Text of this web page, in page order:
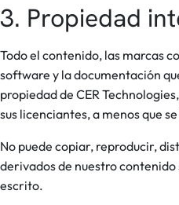
3. Propiedad
Todo el contenido, las marcas
software y la documentación
propiedad de CER
sus licenciantes, a menos que
No puede copiar, reproducir,
derivados de nuestro
escrito.